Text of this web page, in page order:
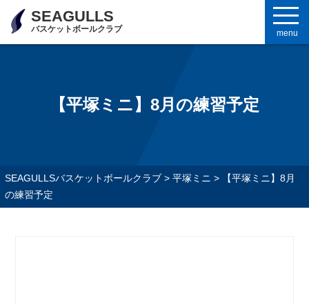
SEAGULLS
バスケットボールクラブ menu
【平塚ミニ】8月の練習予定
SEAGULLSバスケットボールクラブ> 平塚ミニ >
【平塚ミニ】8月
の練習予定